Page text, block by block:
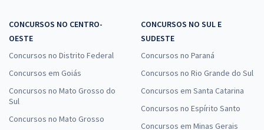
CONCURSOS NO CENTRO-
OESTE
Concursos no Distrito Federal
Concursos em Goiás
Concursos no Mato Grosso do
Sul
Concursos no Mato Grosso
CONCURSOS NO SUL E
SUDESTE
Concursos no Paraná
Concursos no Rio Grande do Sul
Concursos em Santa Catarina
Concursos no Espírito Santo
Concursos em Minas Gerais